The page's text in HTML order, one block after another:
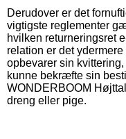
Derudover er det
vigtigste reglementer
hvilken returneringsret
relation er det
opbevarer sin
kunne bekræfte sin
WONDERBOOM
dreng eller pige.